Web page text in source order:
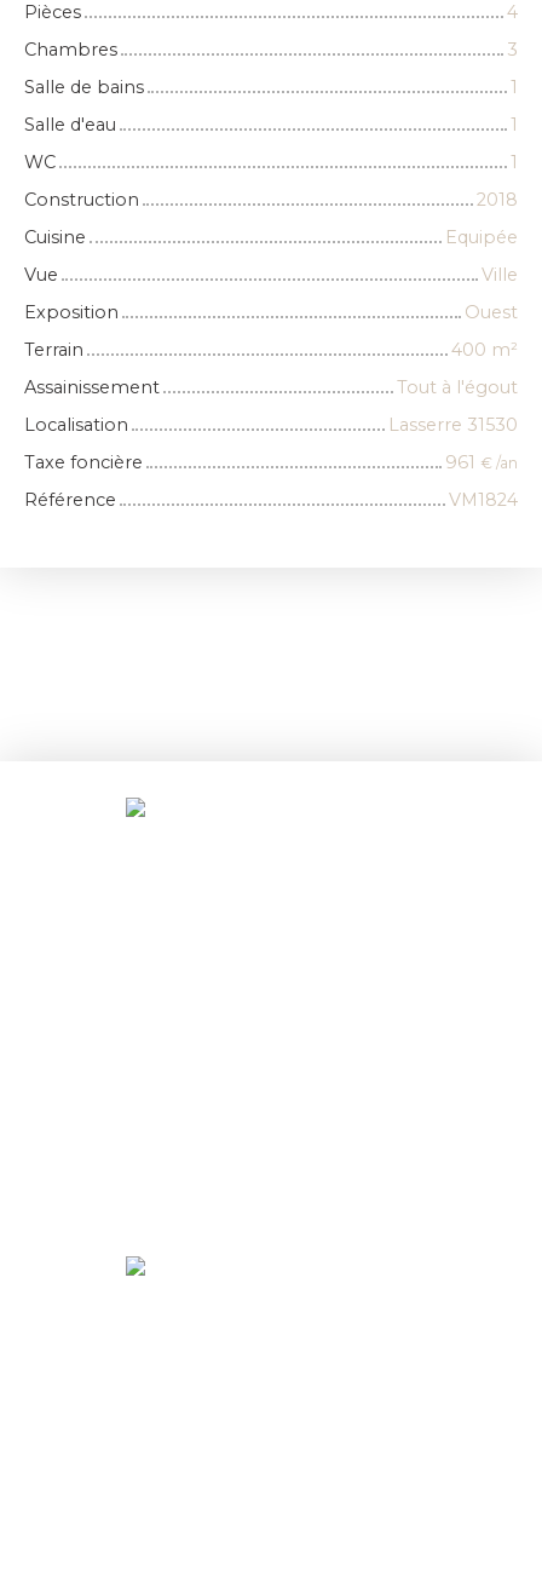
Pièces
4
Chambres
3
Salle de bains
1
Salle d'eau
1
WC
1
Construction
2018
Cuisine
Equipée
Vue
Ville
Exposition
Ouest
Terrain
400 m²
Assainissement
Tout à l'égout
Localisation
Lasserre 31530
Taxe foncière
961 € /an
Référence VM1824